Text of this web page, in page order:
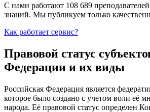
С нами работают 108 689 преподавателей
знаний. Мы публикуем только
Как работает сервис?
Правовой статус
Федерации и их виды
Российская Федерация является
которое было создано с учетом воли её
народа. Её правовой статус определен